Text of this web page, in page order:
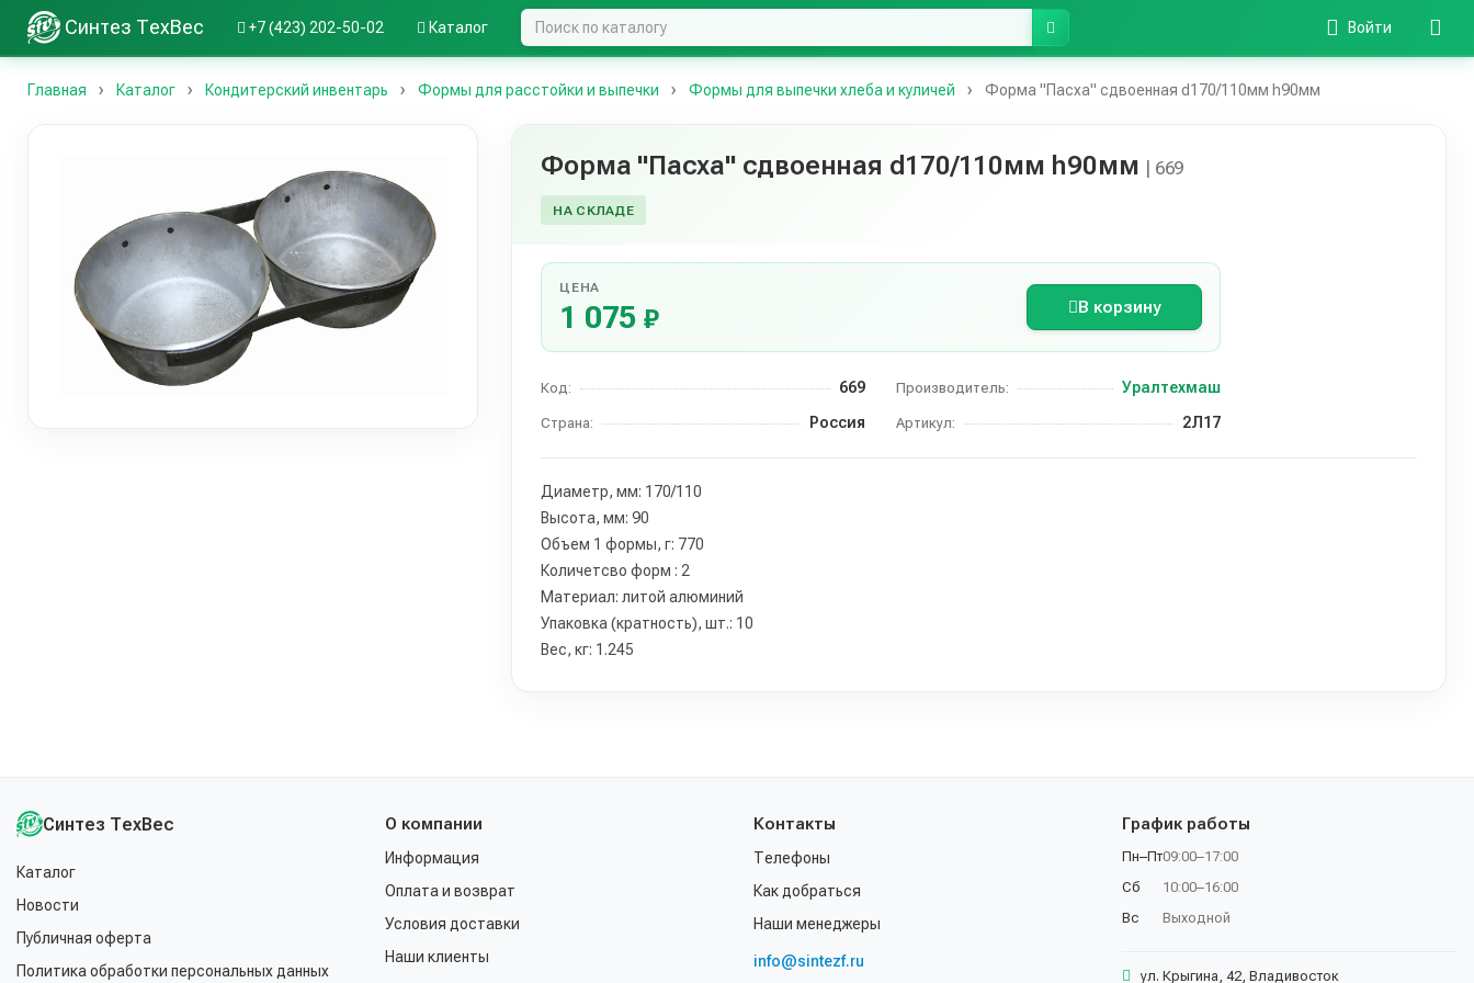
Синтез ТехВес +7 (423) 202-50-02 Каталог Войти
Главная Каталог Кондитерский инвентарь Формы для расстойки и выпечки Формы для выпечки хлеба и куличей Форма "Пасха" сдвоенная d170/110мм h90мм
Форма "Пасха" сдвоенная d170/110мм h90мм | 669
НА СКЛАДЕ
ЦЕНА
1 075 ₽ В корзину
Код: 669 Производитель: Уралтехмаш
Страна: Россия Артикул: 2Л17
Диаметр, мм: 170/110
Высота, мм: 90
Объем 1 формы, г: 770
Количетсво форм : 2
Материал: литой алюминий
Упаковка (кратность), шт.: 10
Вес, кг: 1.245
Синтез ТехВес
Каталог
Новости
Публичная оферта
Политика обработки персональных данных
О компании
Информация
Оплата и возврат
Условия доставки
Наши клиенты
Контакты
Телефоны
Как добраться
Наши менеджеры
info@sintezf.ru
График работы
Пн–Пт
Сб
Вс
09:00–17:00
10:00–16:00
Выходной
ул. Крыгина, 42, Владивосток